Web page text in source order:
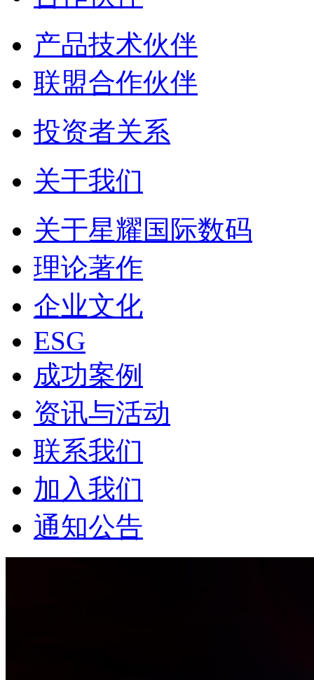
产品技术伙伴
联盟合作伙伴
投资者关系
关于我们
关于星耀国际数码
理论著作
企业文化
ESG
成功案例
资讯与活动
联系我们
加入我们
通知公告